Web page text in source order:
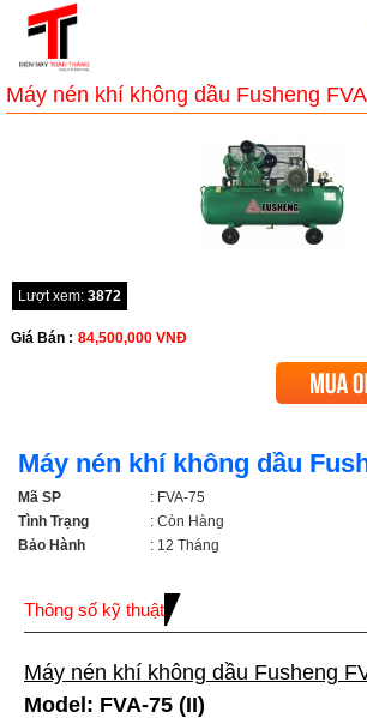
Máy nén khí không dầu Fusheng
Lượt xem: 3872
Giá Bán : 84,500,000 VNĐ
Máy nén khí không dầu
Mã SP
: FVA-75
Tình Trạng
: Còn Hàng
Bảo Hành
: 12 Tháng
Thông số kỹ thuật
Máy nén khí không dầu Fusheng
Model: FVA-75 (II)